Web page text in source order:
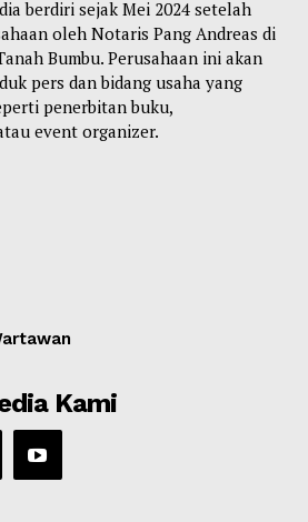
berdiri sejak Mei 2024 setelah
oleh Notaris Pang Andreas di
Bumbu. Perusahaan ini akan
pers dan bidang usaha yang
penerbitan buku,
event organizer.
Kami